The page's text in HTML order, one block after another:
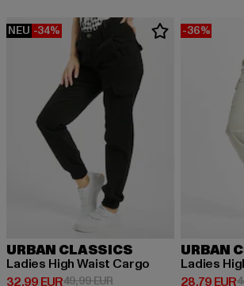
NEU -34%
URBAN CLASSICS
Ladies High Waist Cargo
32,99 EUR
Derzeitiger Preis: 32,99 EUR
49,99 EURAktionspreis: 49,99 EUR
-36%
URBAN
28,79 EUR
Derzeitiger